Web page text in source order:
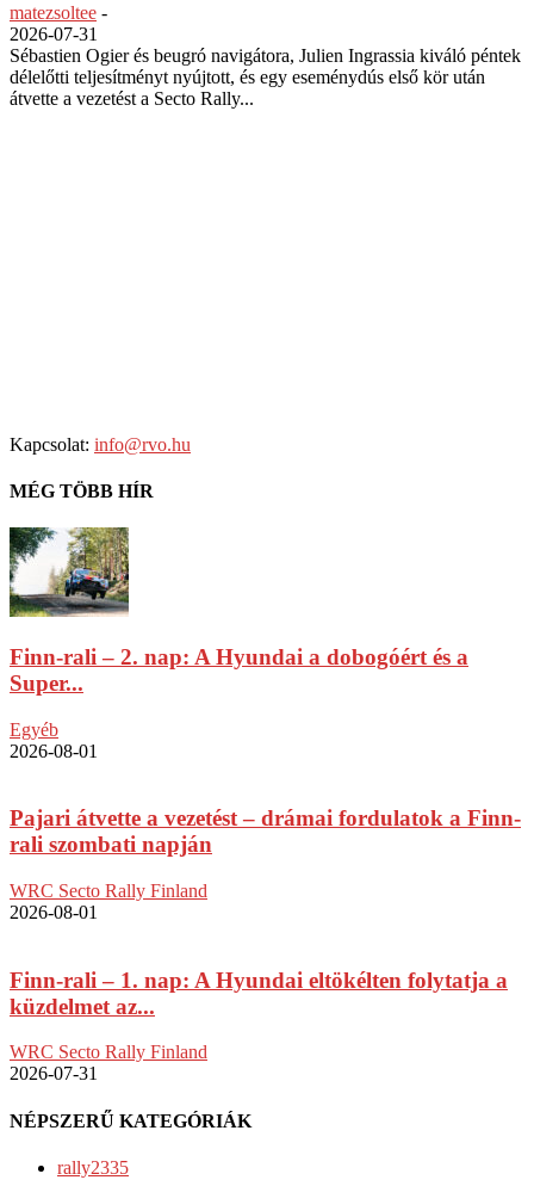
matezsoltee -
2026-07-31
Sébastien Ogier és beugró navigátora, Julien Ingrassia kiváló péntek
délelőtti teljesítményt nyújtott, és egy eseménydús első kör után
átvette a vezetést a Secto Rally...
Kapcsolat: info@rvo.hu
MÉG TÖBB HÍR
Finn-rali – 2. nap: A Hyundai a dobogóért és a
Super...
Egyéb
2026-08-01
Pajari átvette a vezetést – drámai fordulatok a Finn-
rali szombati napján
WRC Secto Rally Finland
2026-08-01
Finn-rali – 1. nap: A Hyundai eltökélten folytatja a
küzdelmet az...
WRC Secto Rally Finland
2026-07-31
NÉPSZERŰ KATEGÓRIÁK
rally2335